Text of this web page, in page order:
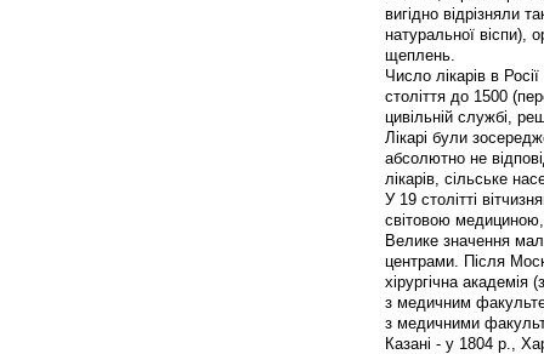
вигідно відрізняли
натуральної віспи),
щеплень.
Число лікарів в
століття до 1500
цивільній службі,
Лікарі були
абсолютно не
лікарів, сільське
У 19 столітті
світовою медициною,
Велике значення
центрами. Після
хірургічна
з медичним
з медичними
Казані - у 1804 р.,